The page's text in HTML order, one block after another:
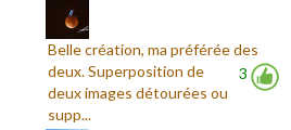
3
Belle création, ma préférée des
deux. Superposition de
deux images détourées ou
supp...